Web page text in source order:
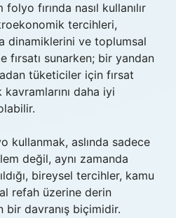
fırında nasıl kullanılır
tercihleri,
dinamiklerini ve toplumsal
fırsatı sunarken; bir yandan
tüketiciler için fırsat
daha iyi
kullanmak, aslında sadece
değil, aynı zamanda
bireysel tercihler, kamu
refah üzerine derin
bir davranış biçimidir.